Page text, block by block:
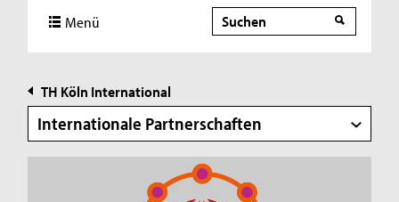
Menü Suche
TH Köln International
Internationale Partnerschaften